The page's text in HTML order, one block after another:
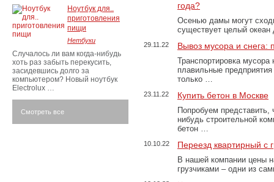
года?
Осенью дамы могут
существует целый
29.11.22 Вывоз мусора и
Транспортировка
плавильные
только …
23.11.22 Купить бетон в Москве
Попробуем представить,
нибудь строительной
бетон …
10.10.22 Переезд квартирный с
В нашей компании цены
грузчиками – одни из
Ноутбук для..
приготовления
пищи
Нетбуки
Случалось ли вам когда-нибудь
хоть раз забыть перекусить,
засидевшись долго за
компьютером? Новый ноутбук
Electrolux …
Смотреть все